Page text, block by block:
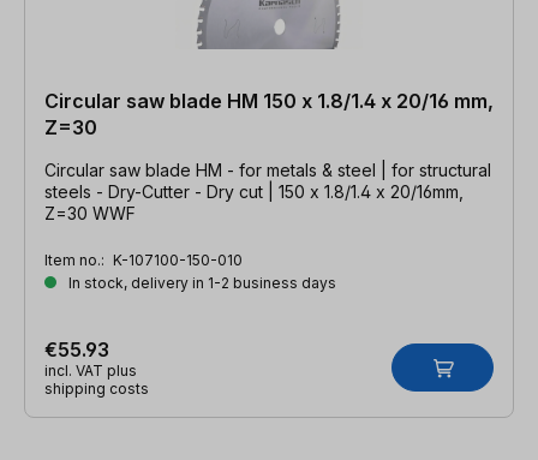
Circular saw blade HM 150 x 1.8/1.4 x 20/16 mm,
Z=30
Circular saw blade HM - for metals & steel | for structural
steels - Dry-Cutter - Dry cut | 150 x 1.8/1.4 x 20/16mm,
Z=30 WWF
Item no.: K-107100-150-010
In stock, delivery in 1-2 business days
€55.93
incl. VAT plus
shipping costs